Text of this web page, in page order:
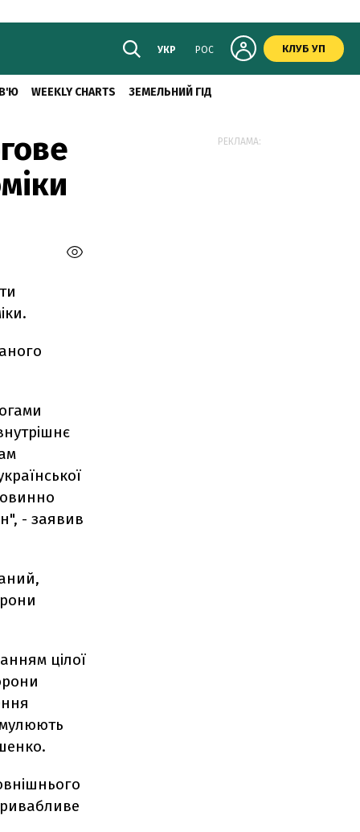
УКР РОС КЛУБ УП
WEEKLY CHARTS ЗЕМЕЛЬНИЙ ГІД
- заявив
цілої
РЕКЛАМА: